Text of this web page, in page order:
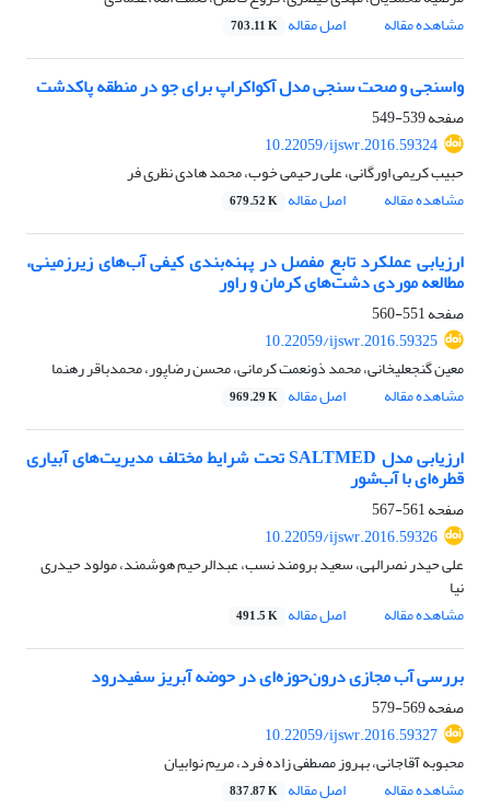
مشاهده مقاله
اصل مقاله 703.11 K
واسنجی و صحت سنجی مدل آکواکراپ برای جو در منطقه پاکدشت
صفحه539-549
10.22059/ijswr.2016.59324
حبیب کریمی اورگانی، علی رحیمی خوب، محمد هادی نظری فر
مشاهده مقاله
اصل مقاله 679.52 K
ارزیابی عملکرد تابع مفصل در پهنه‌بندی کیفی آب‌های زیرزمینی،
مطالعه موردی دشت‌های کرمان و راور
صفحه551-560
10.22059/ijswr.2016.59325
معین گنجعلیخانی، محمد ذونعمت کرمانی، محسن رضاپور، محمدباقر رهنما
مشاهده مقاله
اصل مقاله 969.29 K
ارزیابی مدل SALTMED تحت شرایط مختلف مدیریت‌های آبیاری
قطره‌ای با آب‌شور
صفحه561-567
10.22059/ijswr.2016.59326
علی حیدر نصرالهی، سعید برومند نسب، عبدالرحیم هوشمند، مولود حیدری
نیا
مشاهده مقاله
اصل مقاله 491.5 K
بررسی آب مجازی درون‌حوزه‌ای در حوضه آبریز سفیدرود
صفحه569-579
10.22059/ijswr.2016.59327
محبوبه آقاجانی، بهروز مصطفی زاده فرد، مریم نوابیان
مشاهده مقاله
اصل مقاله 837.87 K